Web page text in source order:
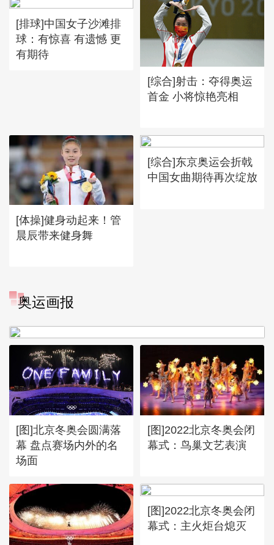
[排球]中国女子沙滩排
球：有惊喜 有遗憾 更
有期待
[综合]射击：夺得奥运
首金 小将惊艳亮相
[体操]健身动起来！管
晨辰带来健身舞
[综合]东京奥运会折戟
中国女曲期待再次绽放
奥运画报
[图]冬奥会冬残奥会表彰大会
[图]北京冬奥会圆满落
幕 盘点赛场内外的名
场面
[图]2022北京冬奥会闭
幕式：鸟巢文艺表演
[图]2022北京冬奥会闭
幕式：主火炬台熄灭